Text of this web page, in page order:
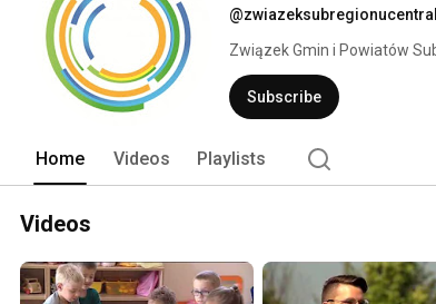
Związek Gmin i Powiatów
Jesteśmy instytucją
europejskich oraz
jest wprowadzenie do
2020 roku do wydania na nie
Subscribe
Home Videos Playlists
Videos